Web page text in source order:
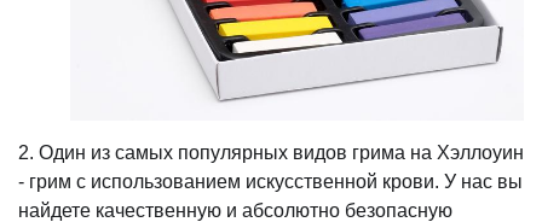
2. Один из самых популярных видов грима на Хэллоуин
- грим с использованием искусственной крови. У нас вы
найдете качественную и абсолютно безопасную